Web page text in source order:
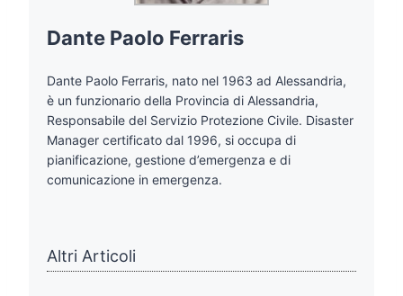
Dante Paolo Ferraris
Dante Paolo Ferraris, nato nel 1963 ad Alessandria,
è un funzionario della Provincia di Alessandria,
Responsabile del Servizio Protezione Civile. Disaster
Manager certificato dal 1996, si occupa di
pianificazione, gestione d’emergenza e di
comunicazione in emergenza.
Altri Articoli